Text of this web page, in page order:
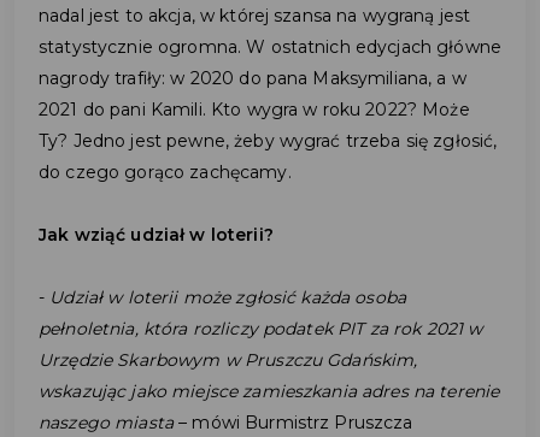
nadal jest to akcja, w której szansa na wygraną jest
statystycznie ogromna. W ostatnich edycjach główne
nagrody trafiły: w 2020 do pana Maksymiliana, a w
2021 do pani Kamili. Kto wygra w roku 2022? Może
Ty? Jedno jest pewne, żeby wygrać trzeba się zgłosić,
do czego gorąco zachęcamy.
Jak wziąć udział w loterii?
- Udział w loterii może zgłosić każda osoba
pełnoletnia, która rozliczy podatek PIT za rok 2021 w
Urzędzie Skarbowym w Pruszczu Gdańskim,
wskazując jako miejsce zamieszkania adres na terenie
naszego miasta– mówi Burmistrz Pruszcza